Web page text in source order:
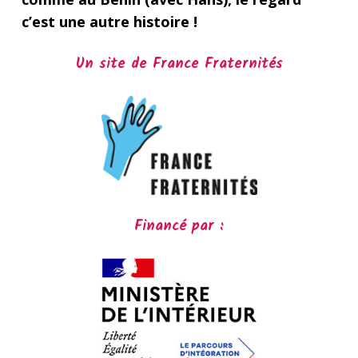
c’est une autre histoire !
Un site de France Fraternités
Financé par :